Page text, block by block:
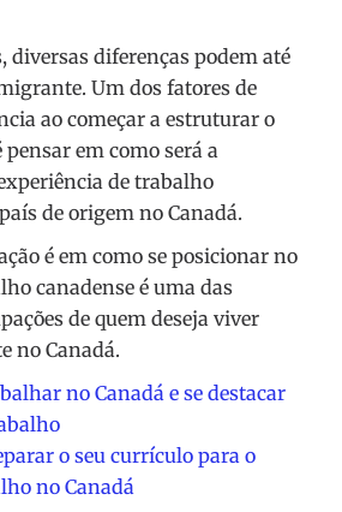
diversas diferenças podem até
Um dos fatores de
ao começar a estruturar o
pensar em como será a
de trabalho
de origem no Canadá.
é em como se posicionar no
canadense é uma das
de quem deseja viver
no Canadá.
no Canadá e se destacar
o seu currículo para o
no Canadá